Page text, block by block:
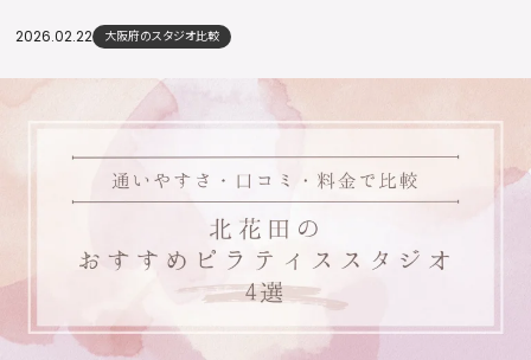
2026.02.22 大阪府のスタジオ比較